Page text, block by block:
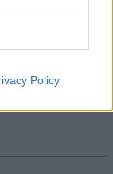
Policy
ezekkel a
Vagy netán